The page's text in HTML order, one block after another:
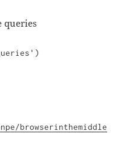
queries
browserinthemiddle